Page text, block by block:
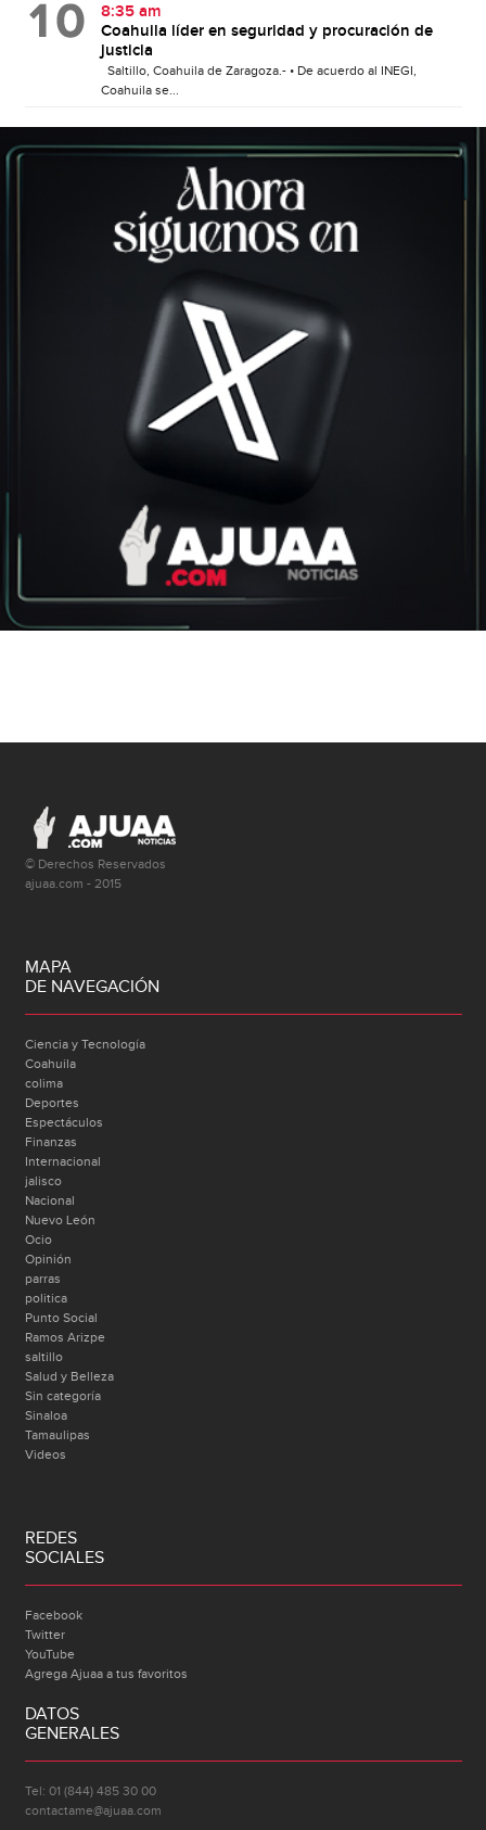
8:35 am
Coahuila líder en seguridad y procuración de
justicia
Saltillo, Coahuila de Zaragoza.- • De acuerdo al INEGI,
Coahuila se...
© Derechos Reservados
ajuaa.com - 2015
MAPA
DE NAVEGACIÓN
Ciencia y Tecnología
Coahuila
colima
Deportes
Espectáculos
Finanzas
Internacional
jalisco
Nacional
Nuevo León
Ocio
Opinión
parras
politica
Punto Social
Ramos Arizpe
saltillo
Salud y Belleza
Sin categoría
Sinaloa
Tamaulipas
Videos
REDES
SOCIALES
Facebook
Twitter
YouTube
Agrega Ajuaa a tus favoritos
DATOS
GENERALES
Tel: 01 (844) 485 30 00
contactame@ajuaa.com